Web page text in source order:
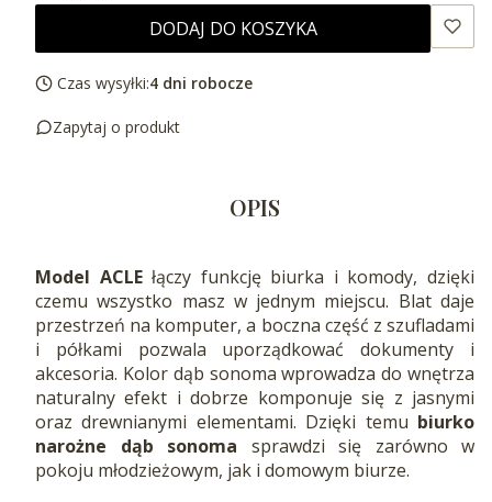
DODAJ DO KOSZYKA
Czas wysyłki:4 dni robocze
Zapytaj o produkt
OPIS
Model ACLEłączy funkcję biurka i komody, dzięki
czemu wszystko masz w jednym miejscu. Blat daje
przestrzeń na komputer, a boczna część z szufladami
i półkami pozwala uporządkować dokumenty i
akcesoria. Kolor dąb sonoma wprowadza do wnętrza
naturalny efekt i dobrze komponuje się z jasnymi
oraz drewnianymi elementami. Dzięki temu biurko
narożne dąb sonoma sprawdzi się zarówno w
pokoju młodzieżowym, jak i domowym biurze.